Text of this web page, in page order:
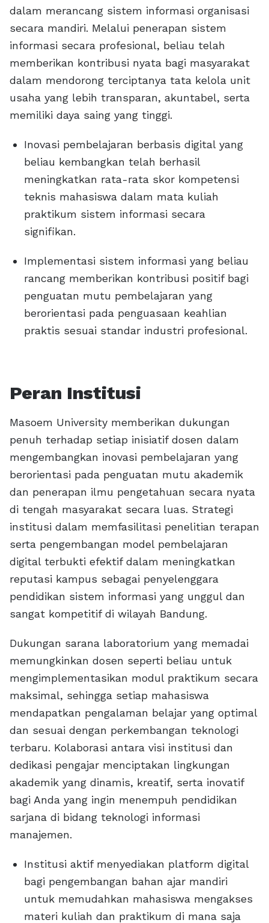
dalam merancang sistem informasi organisasi
secara mandiri. Melalui penerapan sistem
informasi secara profesional, beliau telah
memberikan kontribusi nyata bagi masyarakat
dalam mendorong terciptanya tata kelola unit
usaha yang lebih transparan, akuntabel, serta
memiliki daya saing yang tinggi.
Inovasi pembelajaran berbasis digital yang
beliau kembangkan telah berhasil
meningkatkan rata-rata skor kompetensi
teknis mahasiswa dalam mata kuliah
praktikum sistem informasi secara
signifikan.
Implementasi sistem informasi yang beliau
rancang memberikan kontribusi positif bagi
penguatan mutu pembelajaran yang
berorientasi pada penguasaan keahlian
praktis sesuai standar industri profesional.
Peran Institusi
Masoem University memberikan dukungan
penuh terhadap setiap inisiatif dosen dalam
mengembangkan inovasi pembelajaran yang
berorientasi pada penguatan mutu akademik
dan penerapan ilmu pengetahuan secara nyata
di tengah masyarakat secara luas. Strategi
institusi dalam memfasilitasi penelitian terapan
serta pengembangan model pembelajaran
digital terbukti efektif dalam meningkatkan
reputasi kampus sebagai penyelenggara
pendidikan sistem informasi yang unggul dan
sangat kompetitif di wilayah Bandung.
Dukungan sarana laboratorium yang memadai
memungkinkan dosen seperti beliau untuk
mengimplementasikan modul praktikum secara
maksimal, sehingga setiap mahasiswa
mendapatkan pengalaman belajar yang optimal
dan sesuai dengan perkembangan teknologi
terbaru. Kolaborasi antara visi institusi dan
dedikasi pengajar menciptakan lingkungan
akademik yang dinamis, kreatif, serta inovatif
bagi Anda yang ingin menempuh pendidikan
sarjana di bidang teknologi informasi
manajemen.
Institusi aktif menyediakan platform digital
bagi pengembangan bahan ajar mandiri
untuk memudahkan mahasiswa mengakses
materi kuliah dan praktikum di mana saja